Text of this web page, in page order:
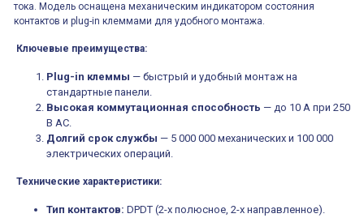
ВКН8108
Концевой
выключатель /
путевой,
алюминиевый
ролик
800202300000С | 80 02 0 230 0000 С
многофункциональные
0.1cек.-10 дней, 10
функций/режимов
тока. Модель оснащена механическим индикатором состояния
контактов и plug-in клеммами для удобного монтажа.
Ключевые преимущества:
Plug-in клеммы — быстрый и удобный монтаж на
стандартные панели.
Высокая коммутационная способность — до 10 А при 250
В AC.
Долгий срок службы — 5 000 000 механических и 100 000
электрических операций.
Технические характеристики:
Тип контактов: DPDT (2-х полюсное, 2-х направленное).